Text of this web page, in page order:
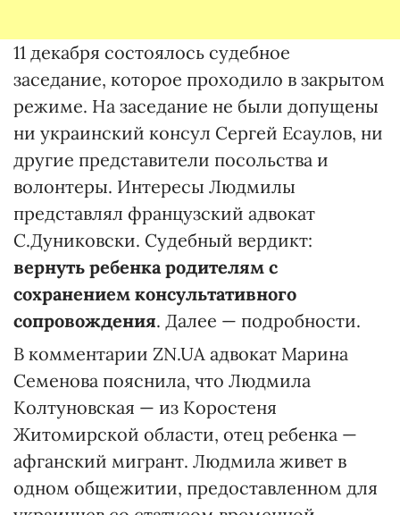
11 декабря состоялось судебное
заседание, которое проходило в закрытом
режиме. На заседание не были допущены
ни украинский консул Сергей Есаулов, ни
другие представители посольства и
волонтеры. Интересы Людмилы
представлял французский адвокат
С.Дуниковски. Судебный вердикт:
вернуть ребенка родителям с
сохранением консультативного
сопровождения. Далее — подробности.
В комментарии ZN.UA адвокат Марина
Семенова пояснила, что Людмила
Колтуновская — из Коростеня
Житомирской области, отец ребенка —
афганский мигрант. Людмила живет в
одном общежитии, предоставленном для